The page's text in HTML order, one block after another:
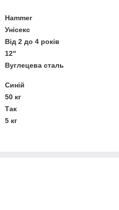
Hammer
Унісекс
Від 2 до 4 років
12"
Вуглецева сталь
Синій
50 кг
Так
5 кг